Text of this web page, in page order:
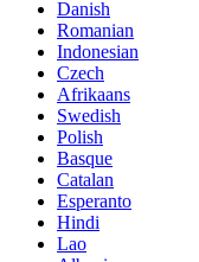
Danish
Romanian
Indonesian
Czech
Afrikaans
Swedish
Polish
Basque
Catalan
Esperanto
Hindi
Lao